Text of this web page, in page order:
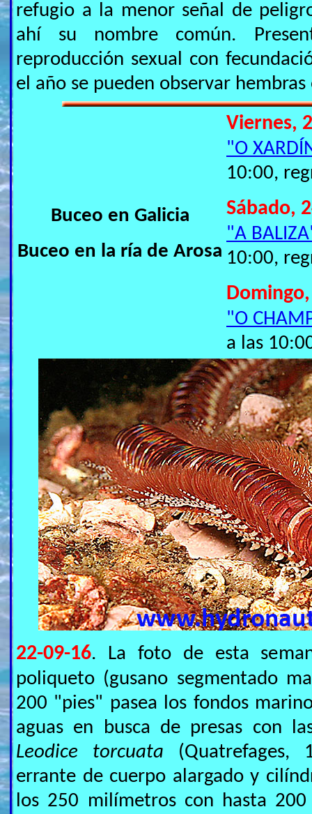
refugio a la menor señal de
ahí su nombre común.
reproducción sexual con
el año se pueden observar hembras
Buceo en Galicia
Buceo en la ría de Arosa
Viernes,
"O
10:00,
Sábado,
"A
10:00,
"O
a las
22-09-16. La foto de esta
poliqueto (gusano segmentado
200 "pies" pasea los fondos
aguas en busca de presas con
Leodice torcuata (Quatrefages,
errante de cuerpo alargado y
los 250 milímetros con hasta 200